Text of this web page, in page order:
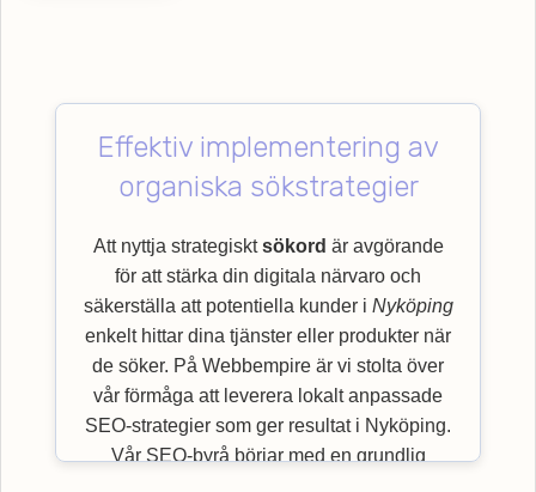
Effektiv implementering av
organiska sökstrategier
Att nyttja strategisktsökord är avgörande
för att stärka din digitala närvaro och
säkerställa att potentiella kunder i Nyköping
enkelt hittar dina tjänster eller produkter när
de söker. På Webbempire är vi stolta över
vår förmåga att leverera lokalt anpassade
SEO-strategier som ger resultat i Nyköping.
Vår SEO-byrå börjar med en grundlig